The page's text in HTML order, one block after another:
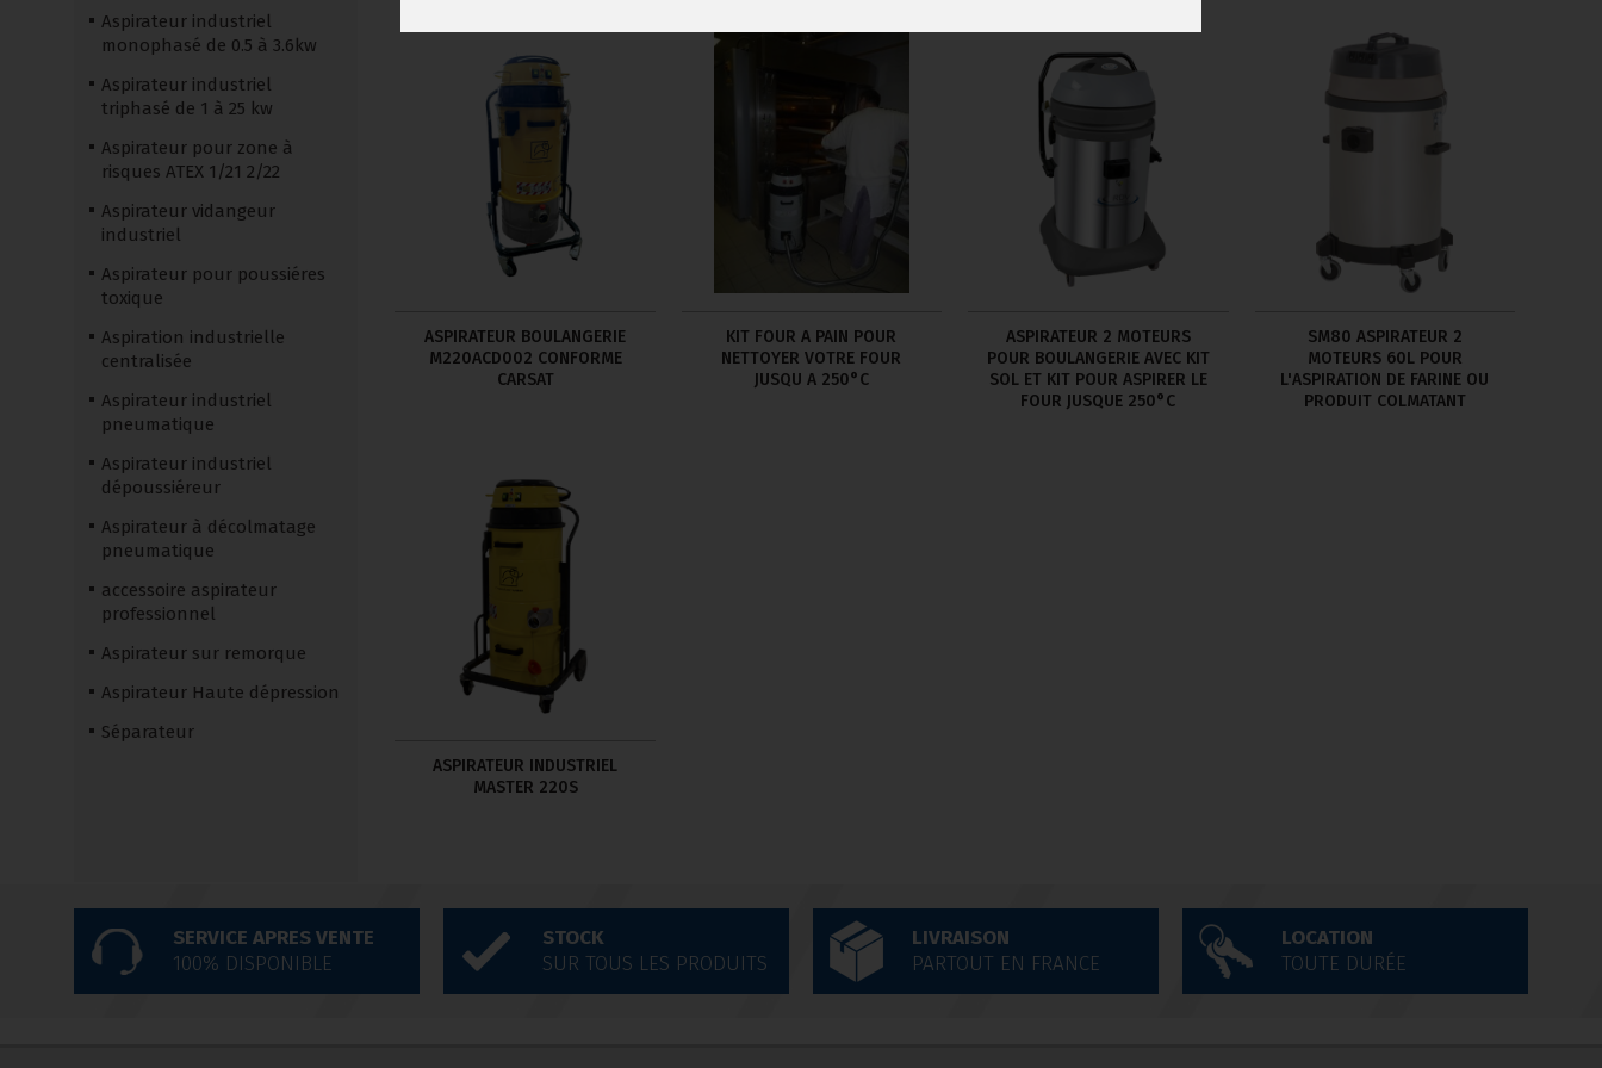
Aspirateur industriel
monophasé de 0.5 à 3.6kw
Aspirateur industriel
triphasé de 1 à 25 kw
Aspirateur pour zone à
risques ATEX 1/21 2/22
Aspirateur vidangeur
industriel
Aspirateur pour poussiéres
toxique
Aspiration industrielle
centralisée
Aspirateur industriel
pneumatique
Aspirateur industriel
dépoussiéreur
Aspirateur à décolmatage
pneumatique
accessoire aspirateur
professionnel
Aspirateur sur remorque
Aspirateur Haute dépression
Séparateur
ASPIRATEUR BOULANGERIE
M220ACD002 CONFORME
CARSAT
KIT FOUR A PAIN POUR
NETTOYER VOTRE FOUR
JUSQU A 250°C
ASPIRATEUR 2 MOTEURS
POUR BOULANGERIE AVEC KIT
SOL ET KIT POUR ASPIRER LE
FOUR JUSQUE 250°C
SM80 ASPIRATEUR 2
MOTEURS 60L POUR
L'ASPIRATION DE FARINE OU
PRODUIT COLMATANT
ASPIRATEUR INDUSTRIEL
MASTER 220S
SERVICE APRES VENTE
100% DISPONIBLE
STOCK
SUR TOUS LES PRODUITS
LIVRAISON
PARTOUT EN FRANCE
LOCATION
TOUTE DURÉE